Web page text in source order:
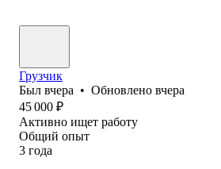
Грузчик
Был вчера • Обновлено вчера
45 000 ₽
Активно ищет работу
Общий опыт
3 года